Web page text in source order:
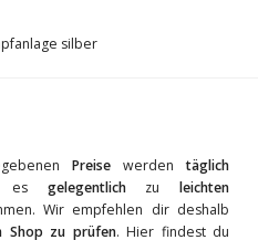
silber
Preisewerdentäglich
es gelegentlichzuleichten
Wir empfehlen dir deshalb
Shop zu prüfen. Hier findest du